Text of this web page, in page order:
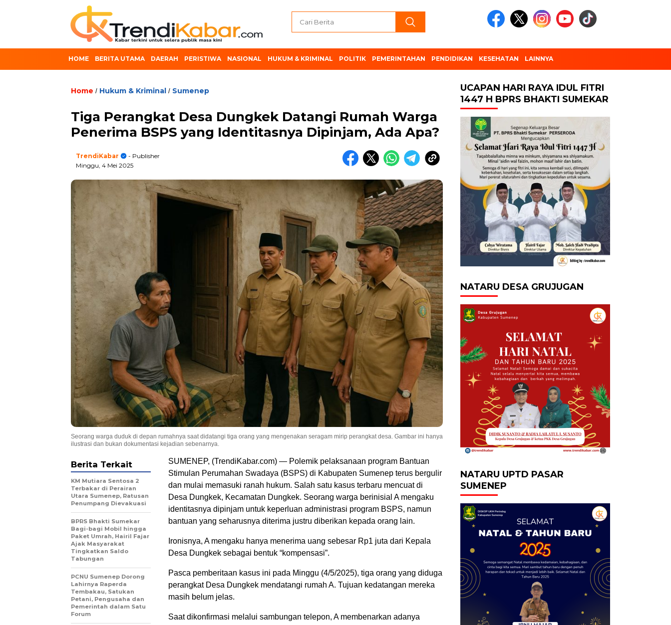
HOME BERITA UTAMA DAERAH PERISTIWA NASIONAL HUKUM & KRIMINAL POLITIK PEMERINTAHAN PENDIDIKAN KESEHATAN LAINNYA
Home / Hukum & Kriminal / Sumenep
Tiga Perangkat Desa Dungkek Datangi Rumah Warga
Penerima BSPS yang Identitasnya Dipinjam, Ada Apa?
TrendiKabar
- Publisher
Minggu, 4 Mei 2025
Seorang warga duduk di depan rumahnya saat didatangi tiga orang yang mengenakan seragam mirip perangkat desa. Gambar ini hanya
ilustrasi dan bukan dokumentasi kejadian sebenarnya.
SUMENEP, (TrendiKabar.com) — Polemik pelaksanaan program Bantuan
Stimulan Perumahan Swadaya (BSPS) di Kabupaten Sumenep terus bergulir
dan mulai memasuki ranah hukum. Salah satu kasus terbaru mencuat di
Desa Dungkek, Kecamatan Dungkek. Seorang warga berinisial A mengaku
identitasnya dipinjam untuk keperluan administrasi program BSPS, namun
bantuan yang seharusnya diterima justru diberikan kepada orang lain.
Ironisnya, A mengaku hanya menerima uang sebesar Rp1 juta dari Kepala
Desa Dungkek sebagai bentuk “kompensasi”.
Pasca pemberitaan kasus ini pada Minggu (4/5/2025), tiga orang yang diduga
perangkat Desa Dungkek mendatangi rumah A. Tujuan kedatangan mereka
masih belum jelas.
Saat dikonfirmasi melalui sambungan telepon, A membenarkan adanya
Berita Terkait
KM Mutiara Sentosa 2
Terbakar di Perairan
Utara Sumenep, Ratusan
Penumpang Dievakuasi
BPRS Bhakti Sumekar
Bagi-bagi Mobil hingga
Paket Umrah, Hairil Fajar
Ajak Masyarakat
Tingkatkan Saldo
Tabungan
PCNU Sumenep Dorong
Lahirnya Raperda
Tembakau, Satukan
Petani, Pengusaha dan
Pemerintah dalam Satu
Forum
UCAPAN HARI RAYA IDUL FITRI
1447 H BPRS BHAKTI SUMEKAR
NATARU DESA GRUJUGAN
NATARU UPTD PASAR
SUMENEP